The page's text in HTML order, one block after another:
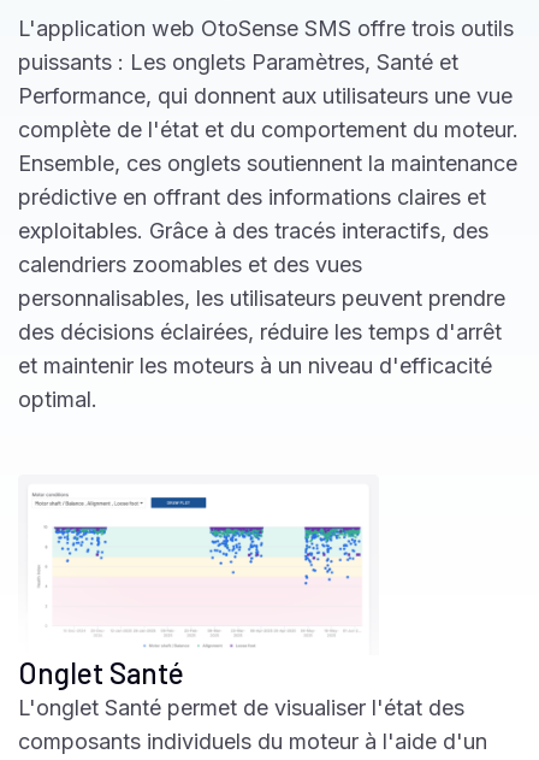
L'application web OtoSense SMS offre trois outils
puissants : Les onglets Paramètres, Santé et
Performance, qui donnent aux utilisateurs une vue
complète de l'état et du comportement du moteur.
Ensemble, ces onglets soutiennent la maintenance
prédictive en offrant des informations claires et
exploitables. Grâce à des tracés interactifs, des
calendriers zoomables et des vues
personnalisables, les utilisateurs peuvent prendre
des décisions éclairées, réduire les temps d'arrêt
et maintenir les moteurs à un niveau d'efficacité
optimal.
Onglet Santé
L'onglet Santé permet de visualiser l'état des
composants individuels du moteur à l'aide d'un